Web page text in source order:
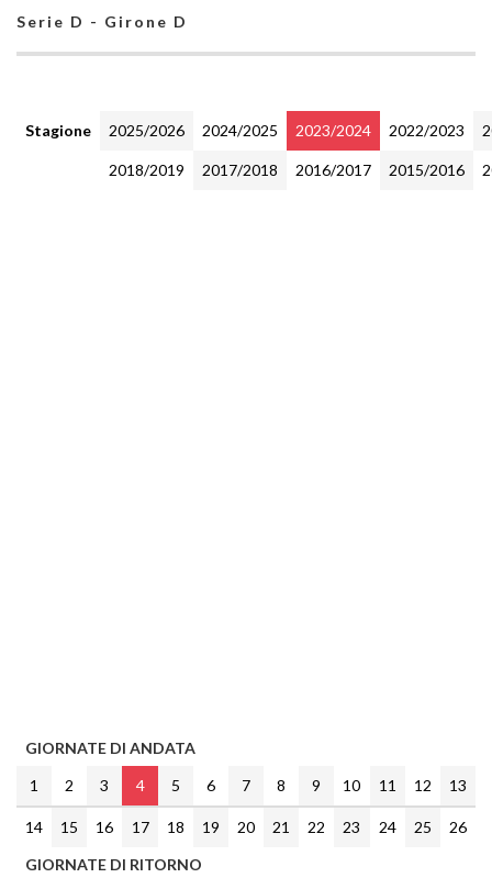
Serie D - Girone D
Stagione 2025/2026 2024/2025 2023/2024 2022/2023
2018/2019 2017/2018 2016/2017 2015/2016
GIORNATE DI ANDATA
1
2 3 4 5 6 7 8 9 10 11 12 13
14 15 16 17 18 19 20 21 22 23 24 25
26
GIORNATE DI RITORNO